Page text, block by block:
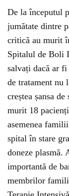
De la începutul
jumătate dintre
critică au murit
Spitalul de Boli
salvați dacă ar
de tratament nu
creștea șansa
murit 18
asemenea
spital în stare
doneze plasmă.
importantă de
membrilor